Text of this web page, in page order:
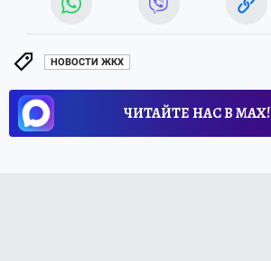
НОВОСТИ ЖКХ
ЧИТАЙТЕ НАС В МАХ!